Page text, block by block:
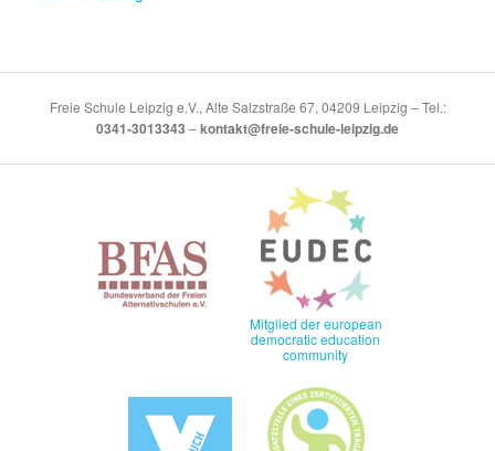
Freie Schule Leipzig e.V., Alte Salzstraße 67, 04209 Leipzig – Tel.:
0341-3013343 –kontakt@freie-schule-leipzig.de
Mitglied der european
democratic education
community